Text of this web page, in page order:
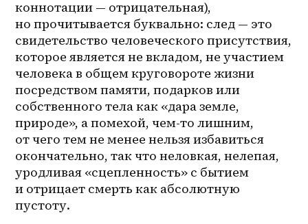
коннотации — отрицательная),
но прочитывается буквально: след — это
свидетельство человеческого присутствия,
которое является не вкладом, не участием
человека в общем круговороте жизни
посредством памяти, подарков или
собственного тела как «дара земле,
природе», а помехой, чем-то лишним,
от чего тем не менее нельзя избавиться
окончательно, так что неловкая, нелепая,
уродливая «сцепленность» с бытием
и отрицает смерть как абсолютную
пустоту.